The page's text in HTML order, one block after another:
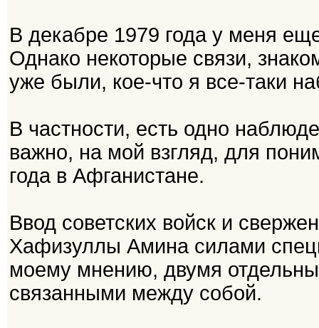
В декабре 1979 года у меня
Однако некоторые связи,
уже были, кое-что я все-таки
В частности, есть одно
важно, на мой взгляд, для
года в Афганистане.
Ввод советских войск и
Хафизуллы Амина силами
моему мнению, двумя
связанными между собой.